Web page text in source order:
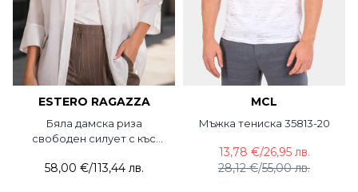
ESTERO RAGAZZA
Бяла дамска риза
свободен силует с къс
58,00 €/113,44 лв.
MCL
Мъжка тениска 35813-20
28,12 €/55,00 лв.
13,78 €/26,95 лв.